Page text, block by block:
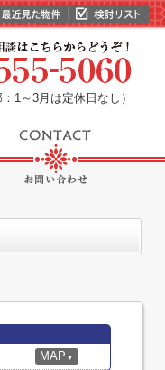
1～3月は定休日なし）
MAP ▼